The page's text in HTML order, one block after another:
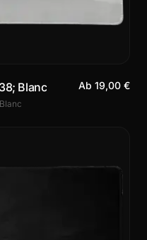
Blanc Ab 19,00 €